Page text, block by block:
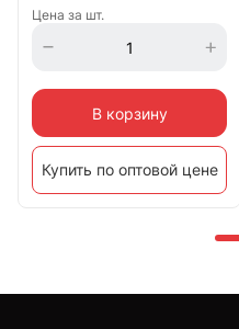
Цена за шт.
В корзину
Купить по оптовой цене